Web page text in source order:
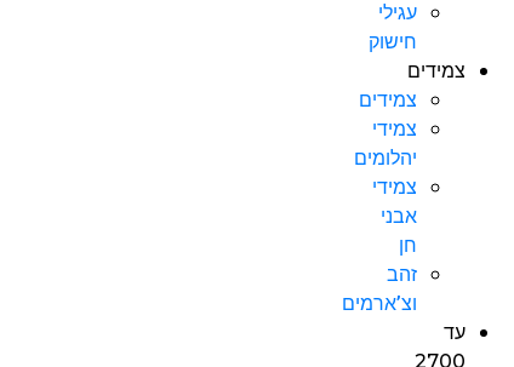
עגילי
חישוק
צמידים
צמידים
צמידי
יהלומים
צמידי
אבני
חן
זהב
וצ’ארמים
עד
2700